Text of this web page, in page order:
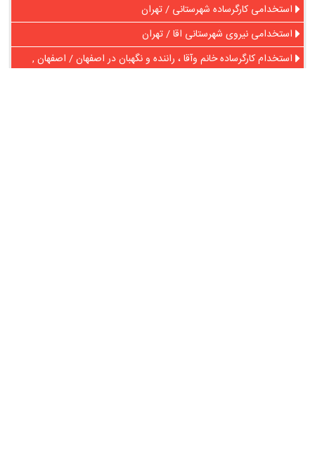
استخدامی کارگرساده شهرستانی / تهران
استخدامی نیروی شهرستانی اقا / تهران
استخدام کارگرساده خانم وآقا ، راننده و نگهبان در اصفهان / اصفهان ,